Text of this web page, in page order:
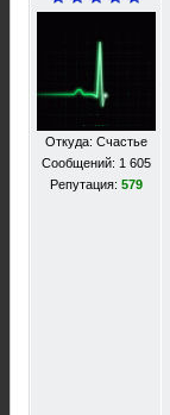
Откуда: Счастье
Сообщений: 1 605
Репутация: 579